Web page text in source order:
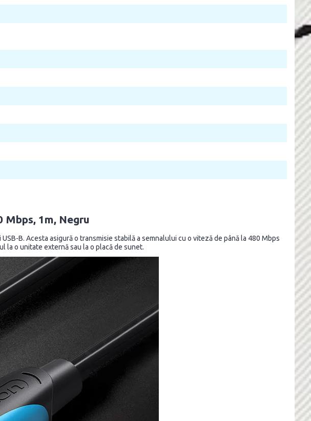
Mbps, 1m, Negru
B. Acesta asigură o transmisie stabilă a semnalului cu o viteză de până la 480 Mbps
la o unitate externă sau la o placă de sunet.